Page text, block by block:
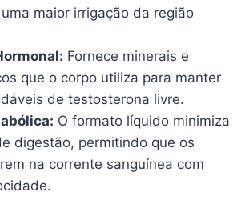
maior irrigação da região
Fornece minerais e
que o corpo utiliza para manter
de testosterona livre.
O formato líquido minimiza
digestão, permitindo que os
na corrente sanguínea com